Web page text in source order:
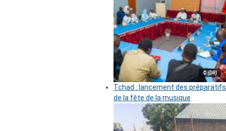
© (DR)
Tchad : lancement des préparatifs
de la fête de la musique